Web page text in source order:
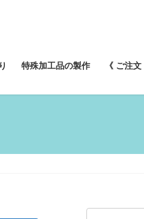
特殊加工品の製作 《 ご注